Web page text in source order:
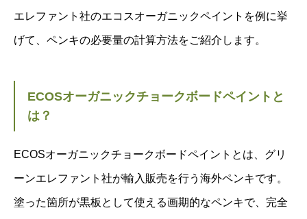
エレファント社のエコスオーガニックペイントを例に挙
げて、ペンキの必要量の計算方法をご紹介します。
ECOSオーガニックチョークボードペイントと
は？
ECOSオーガニックチョークボードペイントとは、グリ
ーンエレファント社が輸入販売を行う海外ペンキです。
塗った箇所が黒板として使える画期的なペンキで、完全